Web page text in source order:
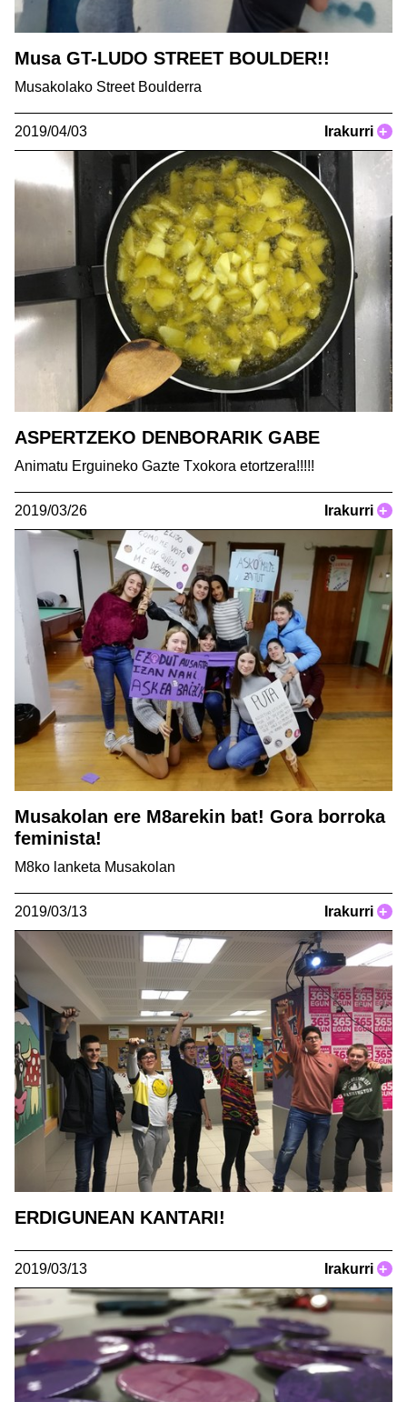
Musa GT-LUDO STREET BOULDER!!
Musakolako Street Boulderra
2019/04/03 Irakurri +
ASPERTZEKO DENBORARIK GABE
Animatu Erguineko Gazte Txokora etortzera!!!!!
2019/03/26 Irakurri +
Musakolan ere M8arekin bat! Gora borroka
feminista!
M8ko lanketa Musakolan
2019/03/13 Irakurri +
ERDIGUNEAN KANTARI!
2019/03/13 Irakurri +